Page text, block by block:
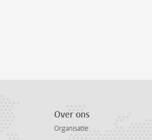
Over ons
Organisatie